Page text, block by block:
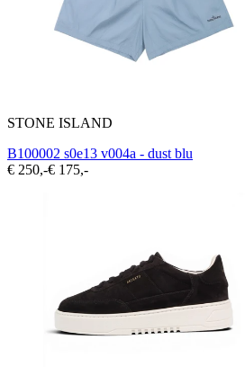
STONE ISLAND
B100002 s0e13 v004a - dust blu
€ 250,-€ 175,-